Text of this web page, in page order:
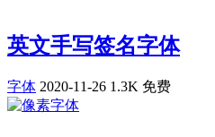
英文手写签名字体
字体 2020-11-26 1.3K 免费